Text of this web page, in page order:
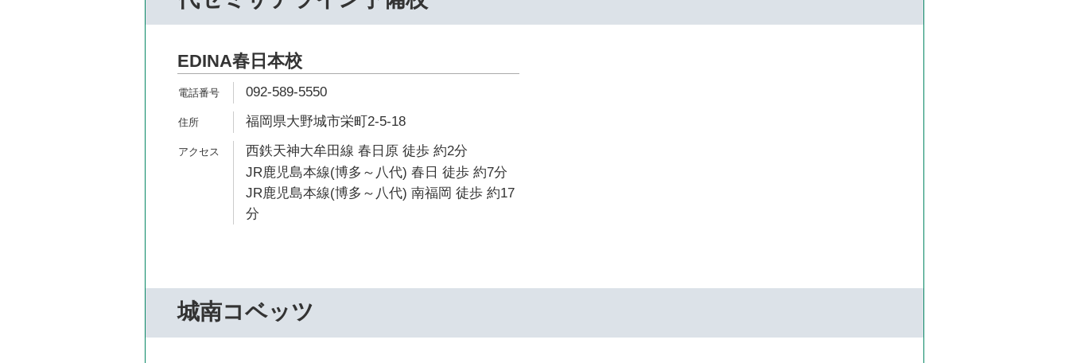
EDINA春日本校
092-589-5550
福岡県大野城市栄町2-5-18
西鉄天神大牟田線 春日原 徒歩 約2分
JR鹿児島本線(博多～八代) 春日 徒歩 約7分
JR鹿児島本線(博多～八代) 南福岡 徒歩 約17
分
城南コベッツ